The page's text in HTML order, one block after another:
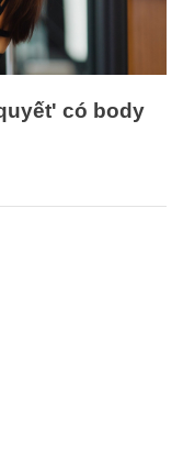
có body